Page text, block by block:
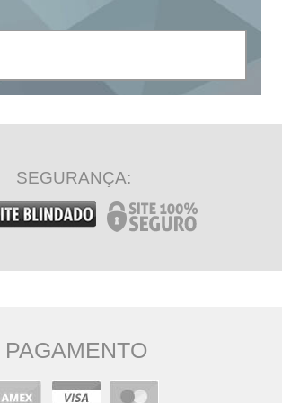
SEGURANÇA:
PAGAMENTO